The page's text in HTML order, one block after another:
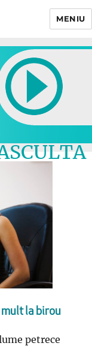
MENIU
LIVE
la birou
petrece